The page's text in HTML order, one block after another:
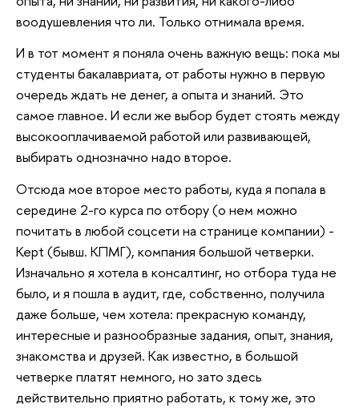
воодушевления что ли. Только отнимала время.
И в тот момент я поняла очень важную вещь: пока мы
студенты бакалавриата, от работы нужно в первую
очередь ждать не денег, а опыта и знаний. Это
самое главное. И если же выбор будет стоять между
высокооплачиваемой работой или развивающей,
выбирать однозначно надо второе.
Отсюда мое второе место работы, куда я попала в
середине 2-го курса по отбору (о нем можно
почитать в любой соцсети на странице компании) -
Kept (бывш. КПМГ), компания большой четверки.
Изначально я хотела в консалтинг, но отбора туда не
было, и я пошла в аудит, где, собственно, получила
даже больше, чем хотела: прекрасную команду,
интересные и разнообразные задания, опыт, знания,
знакомства и друзей. Как известно, в большой
четверке платят немного, но зато здесь
действительно приятно работать, к тому же, это